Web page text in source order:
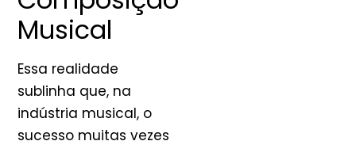
Musical
Essa realidade
sublinha que, na
indústria musical, o
sucesso muitas vezes